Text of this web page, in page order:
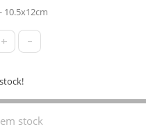
10.5x12cm
+ -
stock